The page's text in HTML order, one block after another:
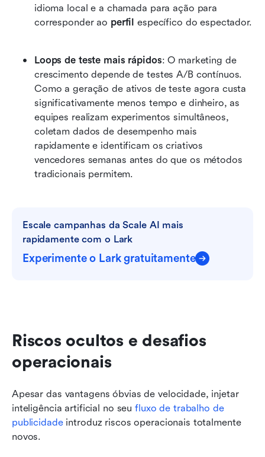
idioma local e a chamada para ação para
corresponder ao perfil
Loops de teste mais rápidos: O marketing de
crescimento depende de testes A/B contínuos.
Como a geração de ativos de teste agora custa
significativamente menos tempo e dinheiro, as
equipes realizam experimentos simultâneos,
coletam dados de desempenho mais
rapidamente e identificam os criativos
vencedores semanas antes do que os métodos
tradicionais permitem.
Escale campanhas da Scale AI mais
rapidamente com o Lark
Experimente o Lark gratuitamente
Riscos ocultos e desafios
operacionais
Apesar das vantagens óbvias de velocidade, injetar
inteligência artificial no seu fluxo de trabalho de
publicidade introduz riscos operacionais totalmente
novos.